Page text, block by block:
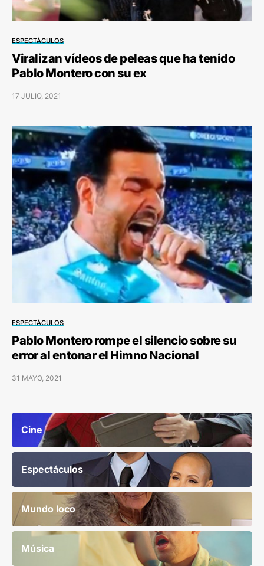
ESPECTÁCULOS
Viralizan vídeos de peleas que ha tenido
Pablo Montero con su ex
17 JULIO, 2021
ESPECTÁCULOS
Pablo Montero rompe el silencio sobre su
error al entonar el Himno Nacional
31 MAYO, 2021
Cine
Espectáculos
Mundo loco
Música